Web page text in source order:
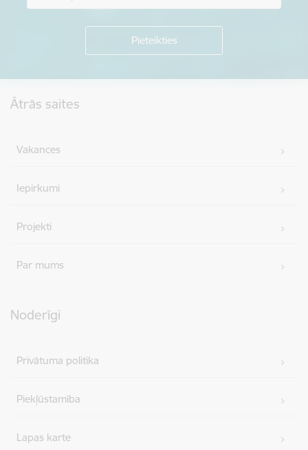
Ātrās saites
Vakances
Iepirkumi
Projekti
Par mums
Noderīgi
Privātuma politika
Piekļūstamība
Lapas karte